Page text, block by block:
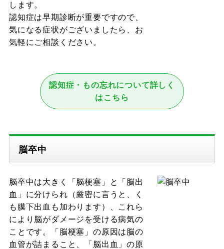
します。
認知症は早期診断が重要ですので、
気になる症状がございましたら、お
気軽にご相談ください。
認知症・もの忘れについて詳しく
はこちら
脳卒中
脳卒中は大きく「脳梗塞」と「脳出
血」に分けられ（厳密に言うと、く
も膜下出血も加わります）、これら
により脳がダメージを受ける病気の
ことです。「脳梗塞」の原因は脳の
血管が詰まること、「脳出血」の原